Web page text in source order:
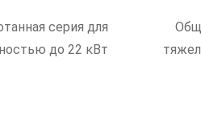
серия для
до 22 кВт